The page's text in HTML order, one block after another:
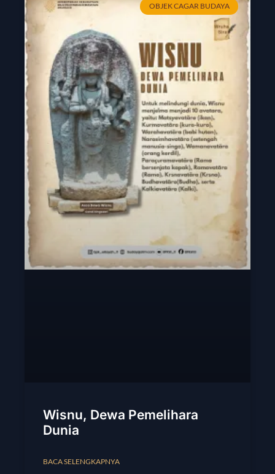
OBJEK CAGAR BUDAYA
Wisnu, Dewa Pemelihara
Dunia
BACA SELENGKAPNYA